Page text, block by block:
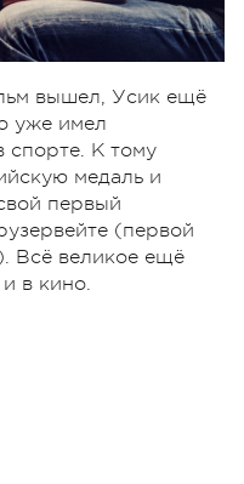
вышел, Усик ещё
уже имел
спорте. К тому
медаль и
первый
(первой
Всё великое ещё
в кино.